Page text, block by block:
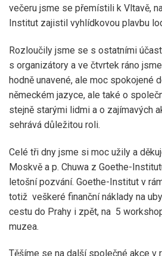
večeru jsme se přemístili k Vltavě,
Institut zajistil vyhlídkovou plavbu
Rozloučily jsme se s ostatními
s organizátory a ve čtvrtek ráno
hodně unavené, ale moc spokojené
německém jazyce, ale také o
stejně starými lidmi a o zajímavých
sehrává důležitou roli.
Celé tři dny jsme si moc užily a
Moskvě a p. Chuwa z Goethe-
letošní pozvání. Goethe-Institut v
totiž veškeré finanční náklady na
cestu do Prahy i zpět, na 5
muzea.
Těšíme se na další společné akce v